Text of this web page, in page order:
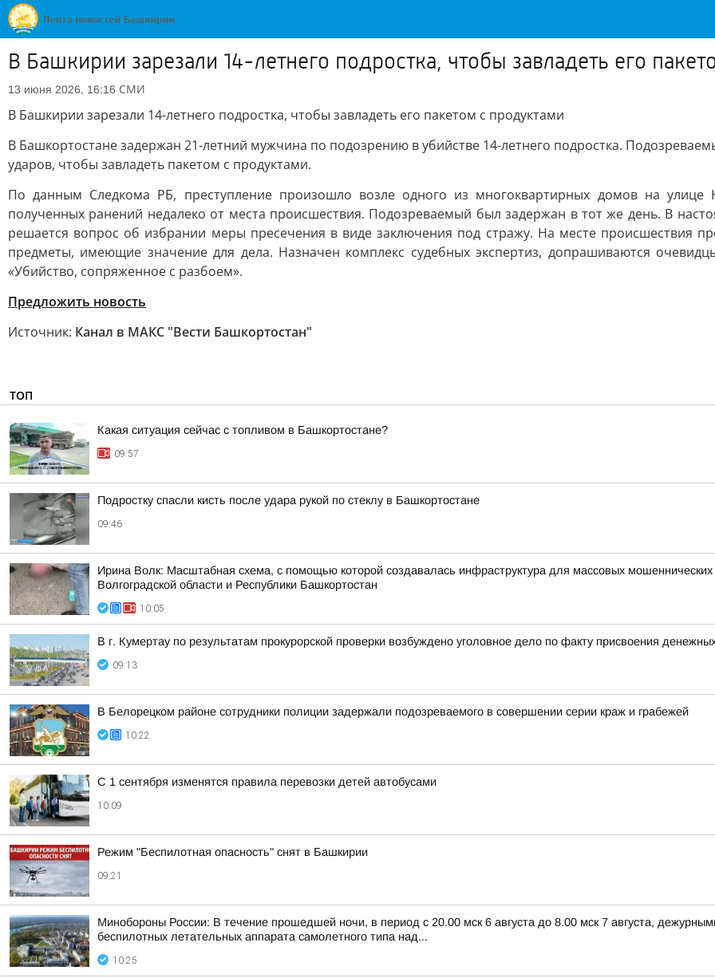
В Башкирии зарезали 14-летнего подростка, чтобы завладеть его
13 июня 2026, 16:16 СМИ
В Башкирии зарезали 14-летнего подростка, чтобы завладеть его пакетом с продуктами
В Башкортостане задержан 21-летний мужчина по подозрению в убийстве 14-летнего подростка.
ударов, чтобы завладеть пакетом с продуктами.
По данным Следкома РБ, преступление произошло возле одного из многоквартирных домов на улице
полученных ранений недалеко от места происшествия. Подозреваемый был задержан в тот же день. В
решается вопрос об избрании меры пресечения в виде заключения под стражу. На месте происшествия
предметы, имеющие значение для дела. Назначен комплекс судебных экспертиз, допрашиваются
«Убийство, сопряженное с разбоем».
Предложить новость
Источник: Канал в МАКС "Вести Башкортостан"
ТОП
Какая ситуация сейчас с топливом в Башкортостане?
09:57
Подростку спасли кисть после удара рукой по стеклу в Башкортостане
09:46
Ирина Волк: Масштабная схема, с помощью которой создавалась инфраструктура для массовых
Волгоградской области и Республики Башкортостан
10:05
В г. Кумертау по результатам прокурорской проверки возбуждено уголовное дело по факту присвоения
09:13
В Белорецком районе сотрудники полиции задержали подозреваемого в совершении серии краж и грабежей
10:22
С 1 сентября изменятся правила перевозки детей автобусами
10:09
Режим "Беспилотная опасность" снят в Башкирии
09:21
Минобороны России: В течение прошедшей ночи, в период с 20.00 мск 6 августа до 8.00 мск 7 августа,
беспилотных летательных аппарата самолетного типа над...
10:25